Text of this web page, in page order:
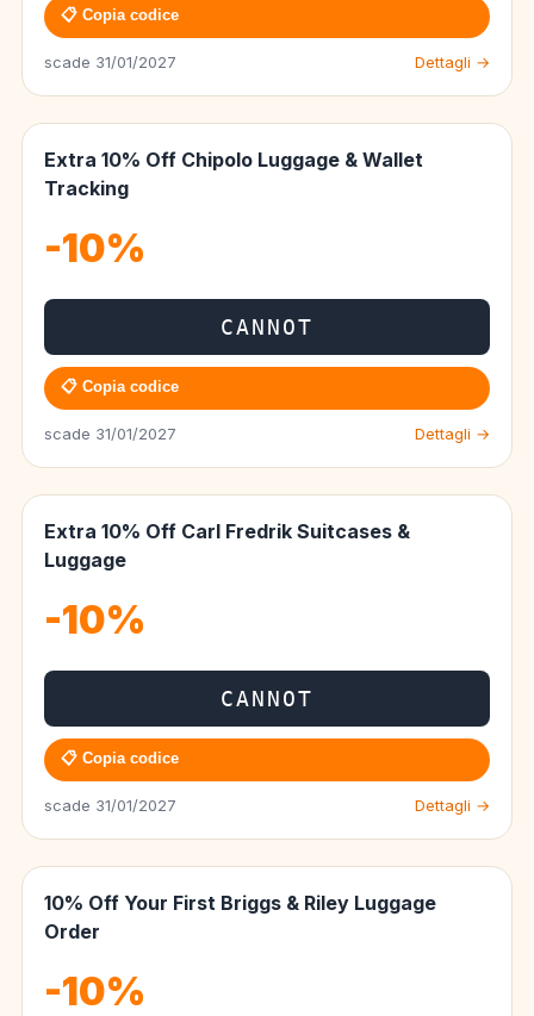
📋 Copia codice
scade 31/01/2027 Dettagli →
Extra 10% Off Chipolo Luggage & Wallet
Tracking
-10%
CANNOT
📋 Copia codice
scade 31/01/2027 Dettagli →
Extra 10% Off Carl Fredrik Suitcases &
Luggage
-10%
CANNOT
📋 Copia codice
scade 31/01/2027 Dettagli →
10% Off Your First Briggs & Riley Luggage
Order
-10%